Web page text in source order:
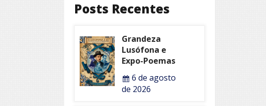
Posts Recentes
Grandeza
Lusófona e
Expo-Poemas
6 de agosto
de 2026